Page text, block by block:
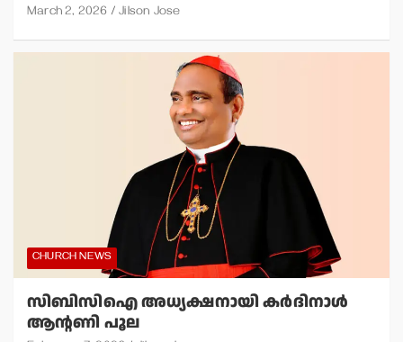
March 2, 2026 Jilson Jose
CHURCH NEWS
സിബിസിഐ അധ്യക്ഷനായി കര്‍ദിനാള്‍
ആന്റണി പൂല